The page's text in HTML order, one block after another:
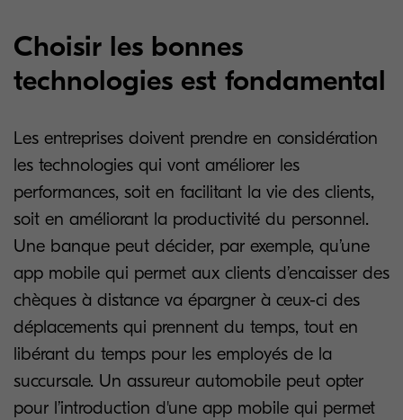
Choisir les bonnes
technologies est fondamental
Les entreprises doivent prendre en considération
les technologies qui vont améliorer les
performances, soit en facilitant la vie des clients,
soit en améliorant la productivité du personnel.
Une banque peut décider, par exemple, qu’une
app mobile qui permet aux clients d’encaisser des
chèques à distance va épargner à ceux-ci des
déplacements qui prennent du temps, tout en
libérant du temps pour les employés de la
succursale. Un assureur automobile peut opter
pour l’introduction d'une app mobile qui permet